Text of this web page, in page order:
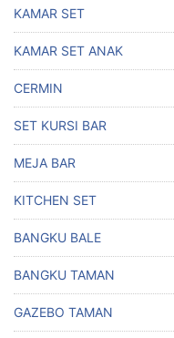
KAMAR SET
KAMAR SET ANAK
CERMIN
SET KURSI BAR
MEJA BAR
KITCHEN SET
BANGKU BALE
BANGKU TAMAN
GAZEBO TAMAN